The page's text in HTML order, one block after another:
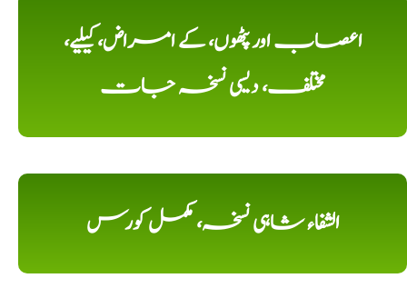
اعصاب اور پٹھوں، کے امراض، کیلیے،
مختلف، دیسی نسخہ جات
الشفاء شاہی نسخہ، مکمل کورس